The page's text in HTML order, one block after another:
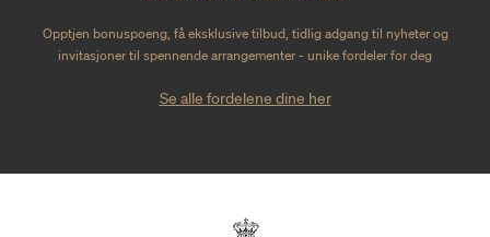
Opptjen bonuspoeng, få eksklusive tilbud, tidlig adgang til nyheter og
invitasjoner til spennende arrangementer - unike fordeler for deg
Se alle fordelene dine her